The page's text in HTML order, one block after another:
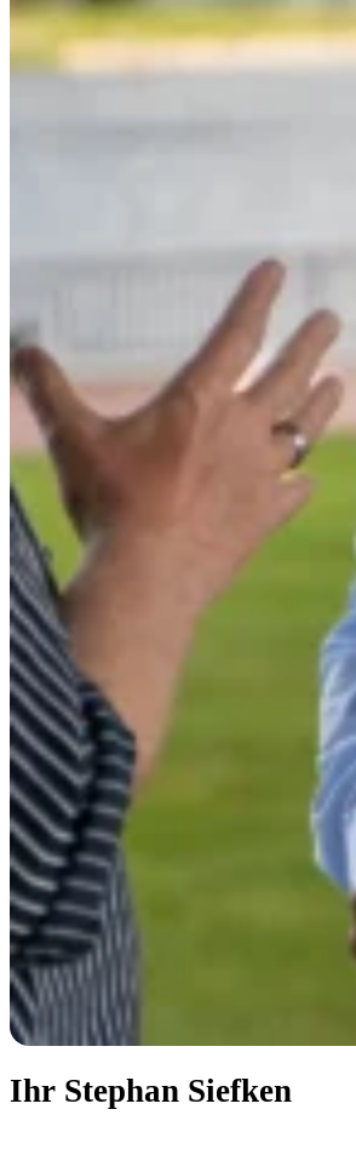
Ihr Stephan Siefken